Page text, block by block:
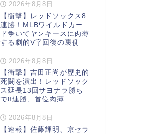
2026年8月8日
【衝撃】レッドソックス8
連勝！MLBワイルドカー
ド争いでヤンキースに肉薄
する劇的V字回復の裏側
2026年8月8日
【衝撃】吉田正尚が歴史的
死闘を演出！レッドソック
ス延長13回サヨナラ勝ち
で8連勝、首位肉薄
2026年8月8日
【速報】佐藤輝明、京セラ